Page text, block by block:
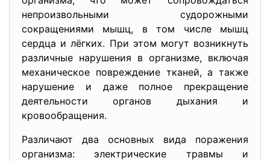
непроизвольными судорожными
сокращениями мышц, в том числе мышц
сердца и лёгких. При этом могут возникнуть
различные нарушения в организме, включая
механическое повреждение тканей, а также
нарушение и даже полное прекращение
деятельности органов дыхания и
кровообращения.
Различают два основных вида поражения
организма: электрические травмы и